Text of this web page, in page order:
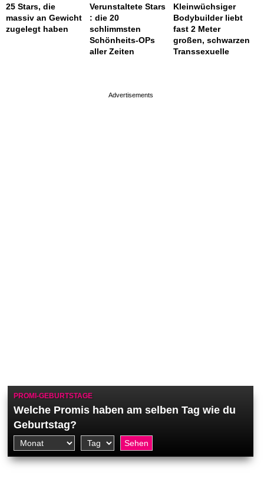
25 Stars, die
massiv an Gewicht
zugelegt haben
Verunstaltete Stars
: die 20
schlimmsten
Schönheits-OPs
aller Zeiten
Kleinwüchsiger
Bodybuilder liebt
fast 2 Meter
großen, schwarzen
Transsexuelle
PROMI-GEBURTSTAGE
Welche Promis haben am selben Tag wie du
Geburtstag?